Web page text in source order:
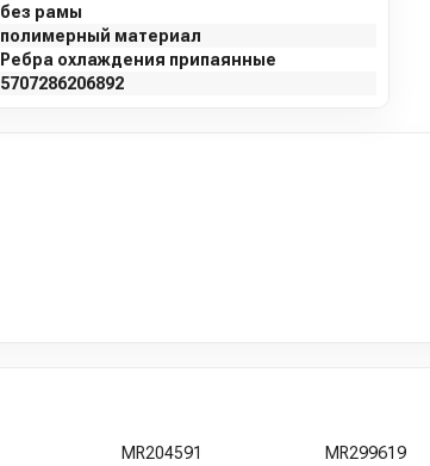
без рамы
полимерный материал
Ребра охлаждения припаянные
5707286206892
MR204591 MR299619